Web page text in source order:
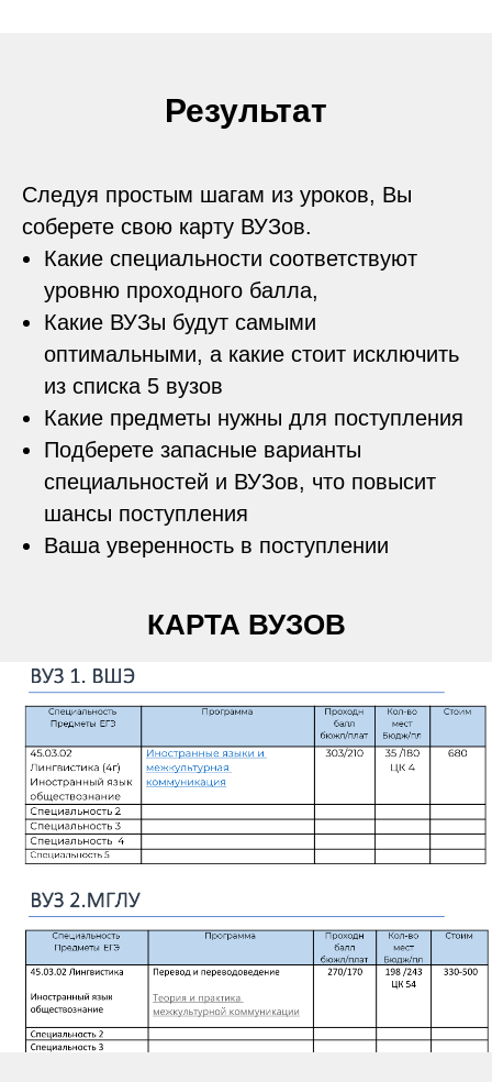
Результат
Следуя простым шагам из уроков, Вы
соберете свою карту ВУЗов.
Какие специальности соответствуют
уровню проходного балла,
Какие ВУЗы будут самыми
оптимальными, а какие стоит исключить
из списка 5 вузов
Какие предметы нужны для поступления
Подберете запасные варианты
специальностей и ВУЗов, что повысит
шансы поступления
Ваша уверенность в поступлении
КАРТА ВУЗОВ